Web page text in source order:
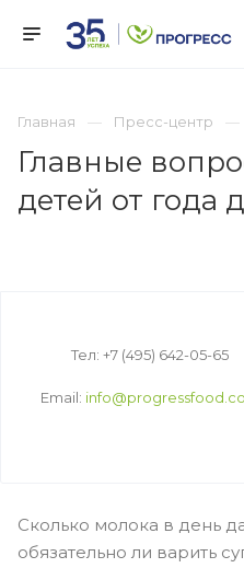
Главная Пресс-центр
Главные
детей от года
Тел: +7 (495) 642-05-65
Email:
Сколько молока в день
обязательно ли варить